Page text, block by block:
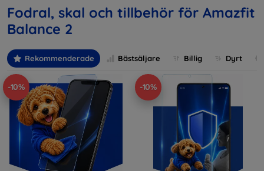
Fodral, skal och tillbehör för Amazfit
Balance 2
Rekommenderade Bästsäljare Billig Dyrt
-10% -10%